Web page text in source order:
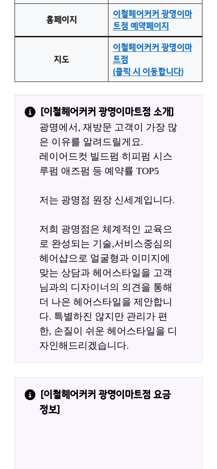
홈페이지
이철헤어커커 광명이마
트점 예약페이지
지도
이철헤어커커 광명이마
트점
(클릭 시 이동합니다)
[이철헤어커커 광명이마트점 소개]
광명에서, 재방문 고객이 가장 많
은 이유를 알려드릴게요.
레이어드컷 빌드펌 히피펌 시스
루펌 애즈펌 등 예약률 TOP5
저는 광명점 원장 신세계입니다.
저희 광명점은 체계적인 교육으
로 완성되는 기술,서비스중심의
헤어샵으로 얼굴형과 이미지에
맞는 상담과 헤어스타일을 고객
님과의 디자이너의 의견을 통해
더 나은 헤어스타일을 제안합니
다. 특별하진 않지만 관리가 편
한, 손질이 쉬운 헤어스타일을 디
자인해드리겠습니다.
[이철헤어커커 광명이마트점 요금
정보]